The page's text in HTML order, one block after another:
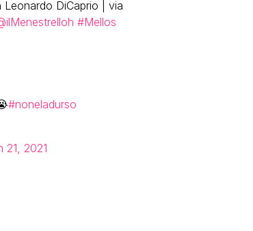
DiCaprio | via
#Mellos
#noneladurso
21, 2021